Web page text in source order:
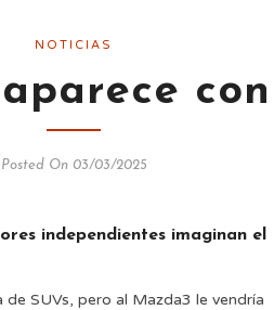
NOTICIAS
Posted On 03/03/2025
independientes imaginan el
SUVs, pero al Mazda3 le vendría